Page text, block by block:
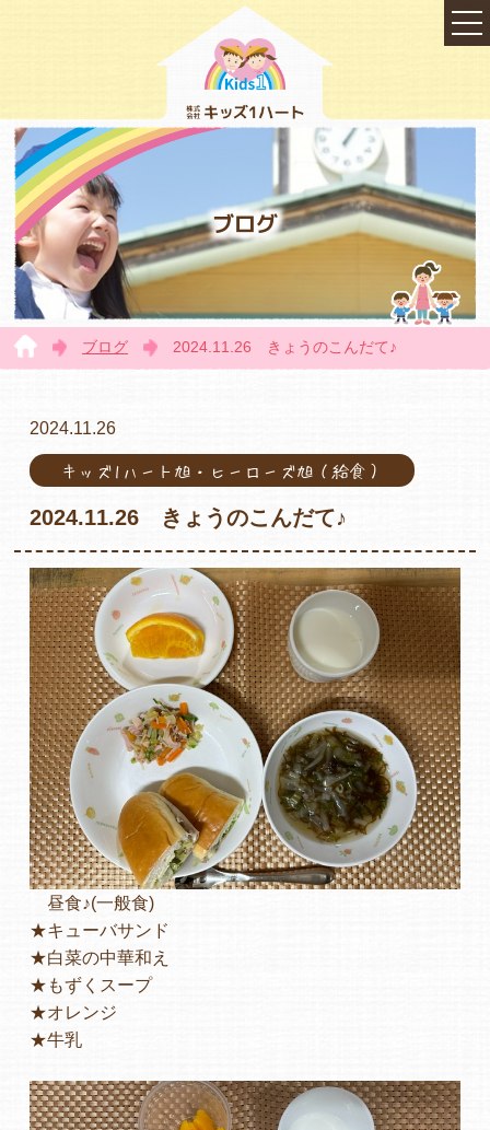
会社概要
各保育園のご紹介
入園・見学の問い合わせ
在園児保護者の方へ
ヒーローズ保育園
ブログ
ブログ 2024.11.26 きょうのこんだて♪
2024.11.26
キッズ1ハート旭・ヒーローズ旭（給食）
2024.11.26 きょうのこんだて♪
昼食♪(一般食)
★キューバサンド
★白菜の中華和え
★もずくスープ
★オレンジ
★牛乳